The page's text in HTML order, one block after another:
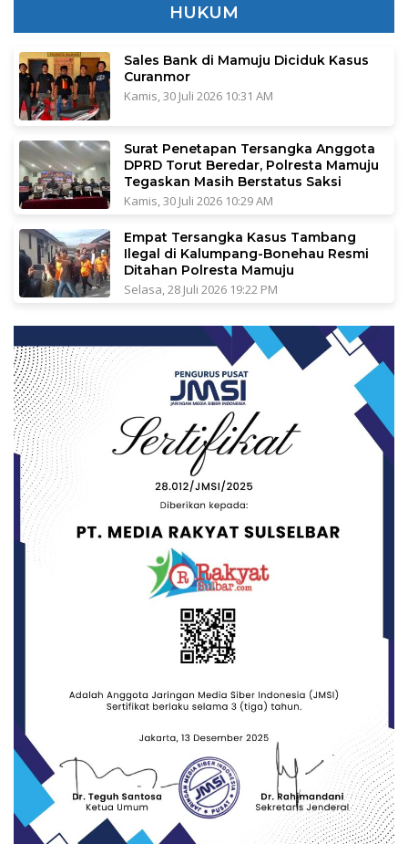
HUKUM
Sales Bank di Mamuju Diciduk Kasus
Curanmor
Kamis, 30 Juli 2026 10:31 AM
Surat Penetapan Tersangka Anggota
DPRD Torut Beredar, Polresta Mamuju
Tegaskan Masih Berstatus Saksi
Kamis, 30 Juli 2026 10:29 AM
Empat Tersangka Kasus Tambang
Ilegal di Kalumpang-Bonehau Resmi
Ditahan Polresta Mamuju
Selasa, 28 Juli 2026 19:22 PM